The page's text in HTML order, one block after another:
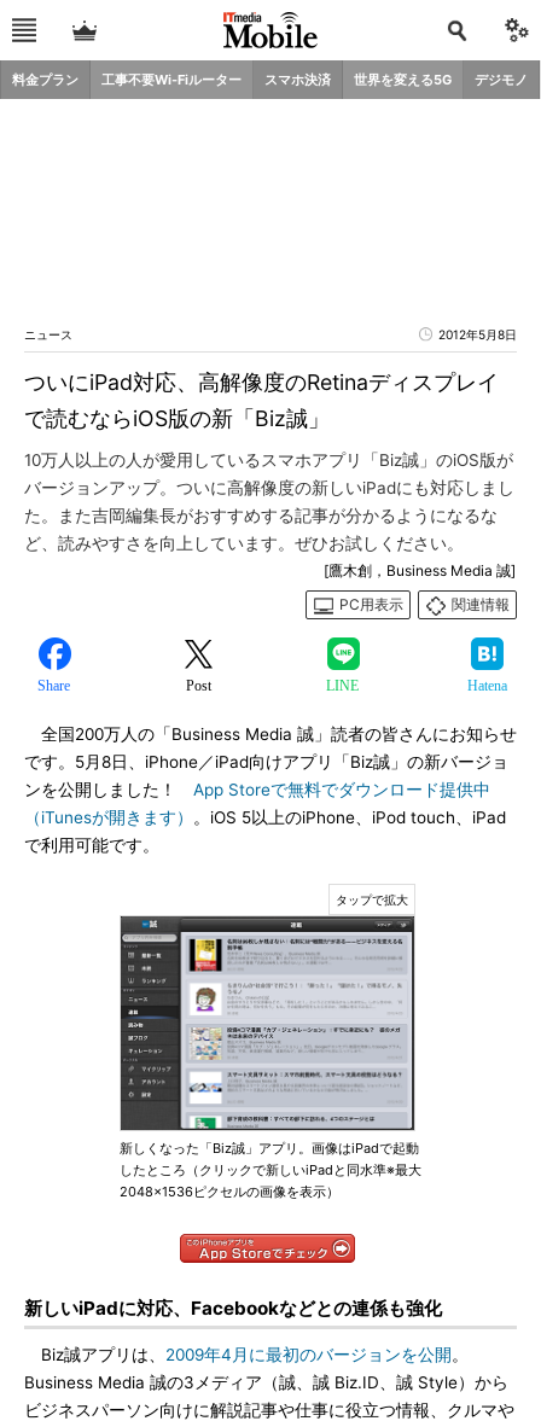
料金プラン 工事不要Wi-Fiルーター スマホ決済 世界を変える5G デジモノ
ニュース 2012年5月8日
ついにiPad対応、高解像度のRetinaディスプレイ
で読むならiOS版の新「Biz誠」
10万人以上の人が愛用しているスマホアプリ「Biz誠」のiOS版が
バージョンアップ。ついに高解像度の新しいiPadにも対応しまし
た。また吉岡編集長がおすすめする記事が分かるようになるな
ど、読みやすさを向上しています。ぜひお試しください。
[鷹木創，Business Media 誠]
PC用表示
関連情報
Share Post LINE Hatena
全国200万人の「Business Media 誠」読者の皆さんにお知らせ
です。5月8日、iPhone／iPad向けアプリ「Biz誠」の新バージョ
ンを公開しました！ App Storeで無料でダウンロード提供中
（iTunesが開きます）
。iOS 5以上のiPhone、iPod touch、iPad
で利用可能です。
新しくなった「Biz誠」アプリ。画像はiPadで起動
したところ（クリックで新しいiPadと同水準※最大
2048×1536ピクセルの画像を表示）
新しいiPadに対応、Facebookなどとの連係も強化
Biz誠アプリは、 2009年4月に最初のバージョンを公開 。
Business Media 誠の3メディア（誠、誠 Biz.ID、誠 Style）から
ビジネスパーソン向けに解説記事や仕事に役立つ情報、クルマや